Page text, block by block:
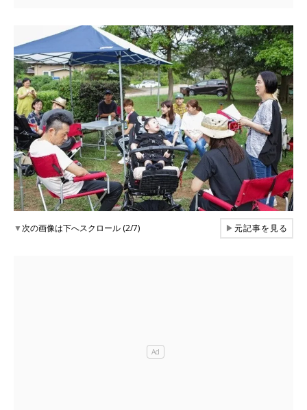
▼次の画像は下へスクロール (2/7) ▶元記事を見る